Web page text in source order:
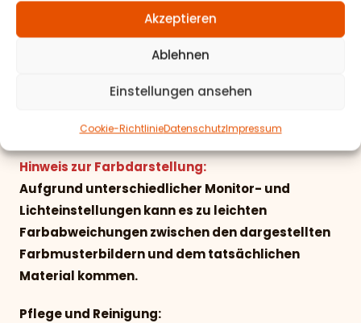
Akzeptieren
Ablehnen
Einstellungen ansehen
Cookie-RichtlinieDatenschutzImpressum
Materialeigenschaften:
Lichtechtheit
Scheuerfestigkeit
-pflegeleicht und abriebfest
Hinweis zur Farbdarstellung:
Aufgrund unterschiedlicher Monitor- und
Lichteinstellungen kann es zu leichten
Farbabweichungen zwischen den dargestellten
Farbmusterbildern und dem tatsächlichen
Material kommen.
Pflege und Reinigung: